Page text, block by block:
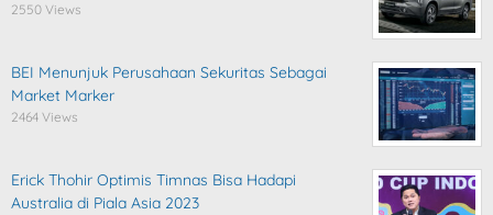
2550 Views
BEI Menunjuk Perusahaan Sekuritas Sebagai
Market Marker
2464 Views
Erick Thohir Optimis Timnas Bisa Hadapi
Australia di Piala Asia 2023